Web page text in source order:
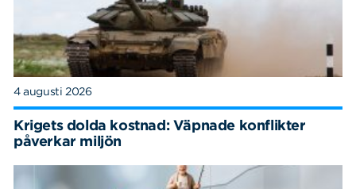
4 augusti 2026
Krigets dolda kostnad: Väpnade konflikter
påverkar miljön